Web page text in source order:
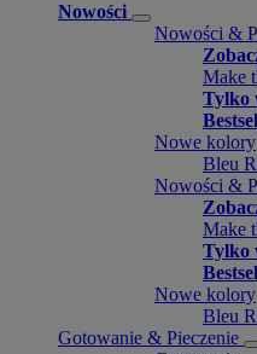
Nowości
Nowości &
Make
Tylko
Nowe kolory
Bleu
Nowości &
Make
Tylko
Nowe kolory
Bleu
Gotowanie & Pieczenie